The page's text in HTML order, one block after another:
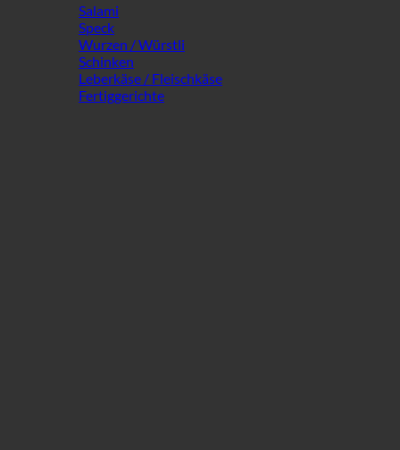
Salami
Speck
Wurzen / Würstli
Schinken
Leberkäse / Fleischkäse
Fertiggerichte